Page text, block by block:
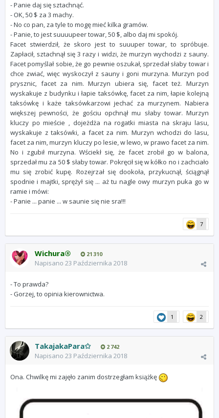
- Panie daj się sztachnąć.
- OK, 50 $ za 3 machy.
- No co pan, za tyle to mogę mieć kilka gramów.
- Panie, to jest suuuupeer towar, 50 $, albo daj mi spokój.
Facet stwierdził, że skoro jest to suuuper towar, to spróbuje.
Zapłacił, sztachnął się 3 razy i widzi, że murzyn wychodzi z sauny.
Facet pomyślał sobie, że go pewnie oszukał, sprzedał słaby towar i
chce zwiać, więc wyskoczył z sauny i goni murzyna. Murzyn pod
prysznic, facet za nim. Murzyn ubiera się, facet też. Murzyn
wyskakuje z budynku i łapie taksówkę, facet za nim, łapie kolejną
taksówkę i każe taksówkarzowi jechać za murzynem. Nabiera
większej pewności, że gościu opchnął mu słaby towar. Murzyn
kluczy po mieście , dojeżdża na rogatki miasta na skraju lasu,
wyskakuje z taksówki, a facet za nim. Murzyn wchodzi do lasu,
facet za nim, murzyn kluczy po lesie, w lewo, w prawo facet za nim.
No i zgubił murzyna. Wściekł się, że facet zrobił go w balona,
sprzedał mu za 50 $ słaby towar. Pokręcił się w kółko no i zachciało
mu się zrobić kupę. Rozejrzał się dookoła, przykucnął, ściągnął
spodnie i majtki, sprężył się ... aż tu nagle owy murzyn puka go w
ramie i mówi:
- Panie ... panie ... w saunie się nie sra!!!
7
Wichura® 21 310
Napisano 23 Października 2018
- To prawda?
- Gorzej, to opinia kierownictwa.
1 2
TakajakaPara✩ 2 742
Napisano 23 Października 2018
Ona. Chwilkę mi zajęło zanim dostrzegłam książkę